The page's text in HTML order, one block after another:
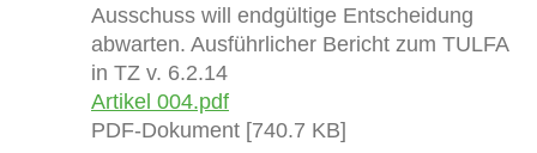
Ausschuss will endgültige Entscheidung
abwarten. Ausführlicher Bericht zum TULFA
in TZ v. 6.2.14
Artikel 004.pdf
PDF-Dokument [740.7 KB]